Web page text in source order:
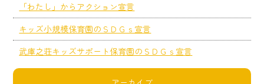
「わたし」からアクション宣言
キッズ小規模保育園のＳＤＧｓ宣言
武庫之荘キッズサポート保育園のＳＤＧｓ宣言